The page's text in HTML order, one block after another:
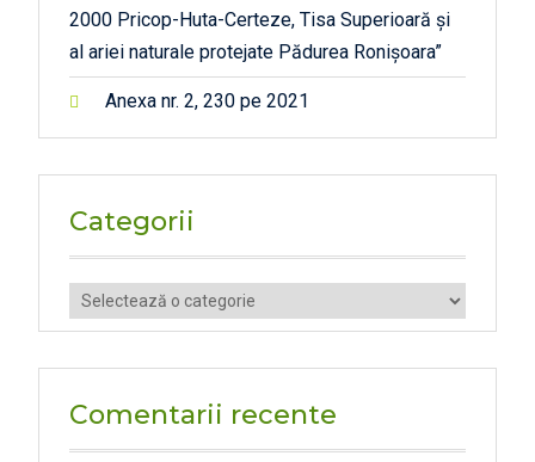
2000 Pricop-Huta-Certeze, Tisa Superioară și
al ariei naturale protejate Pădurea Ronișoara”
Anexa nr. 2, 230 pe 2021
Categorii
Categorii
Comentarii recente